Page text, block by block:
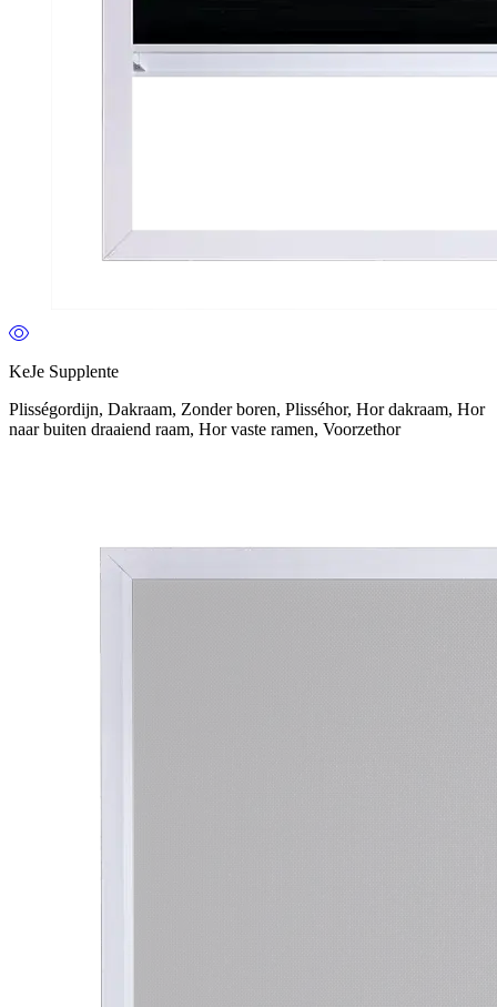
KeJe Supplente
Plisségordijn, Dakraam, Zonder boren, Plisséhor, Hor dakraam, Hor
naar buiten draaiend raam, Hor vaste ramen, Voorzethor